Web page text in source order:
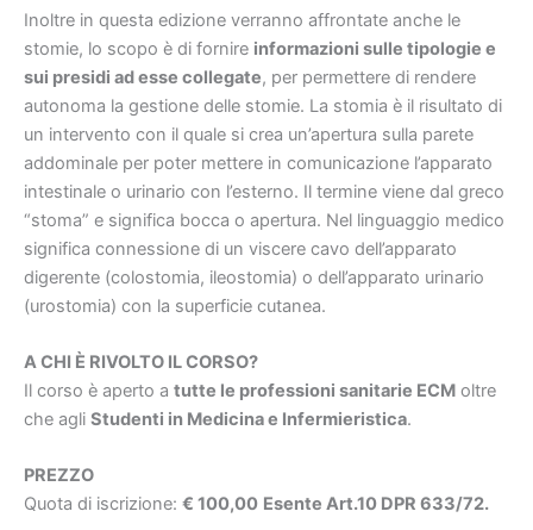
Inoltre in questa edizione verranno affrontate anche le
stomie, lo scopo è di fornire informazioni sulle tipologie e
sui presidi ad esse collegate, per permettere di rendere
autonoma la gestione delle stomie. La stomia è il risultato di
un intervento con il quale si crea un’apertura sulla parete
addominale per poter mettere in comunicazione l’apparato
intestinale o urinario con l’esterno. Il termine viene dal greco
“stoma” e significa bocca o apertura. Nel linguaggio medico
significa connessione di un viscere cavo dell’apparato
digerente (colostomia, ileostomia) o dell’apparato urinario
(urostomia) con la superficie cutanea.
A CHI È RIVOLTO IL CORSO?
Il corso è aperto a tutte le professioni sanitarie ECM oltre
che agli Studenti in Medicina e Infermieristica.
PREZZO
Quota di iscrizione: € 100,00 Esente Art.10 DPR 633/72.